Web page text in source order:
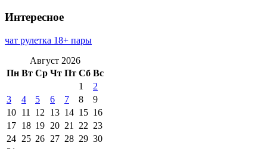
Интересное
чат рулетка 18+ пары
Август 2026
Пн Вт Ср Чт Пт Сб Вс
1
2
3
4 5 6 7 8
9
10 11 12 13 14 15 16
17 18 19 20 21 22 23
24 25 26 27 28 29 30